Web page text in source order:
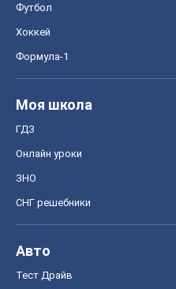
Футбол
Хоккей
Формула-1
Моя школа
ГДЗ
Онлайн уроки
ЗНО
СНГ решебники
Авто
Тест Драйв